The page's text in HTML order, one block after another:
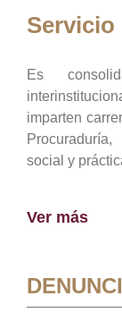
Servicio
Es
imparten
social y
Ver más